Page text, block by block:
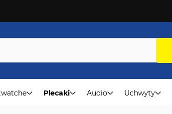
Plecaki Audio Uchwyty